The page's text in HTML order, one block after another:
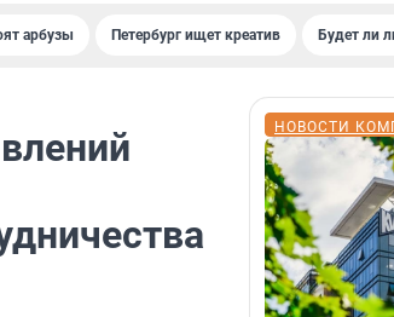
арбузы Петербург ищет креатив Будет ли
НОВОСТИ